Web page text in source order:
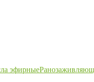
эфирные